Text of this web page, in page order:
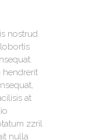
nostrud
hendrerit
at
zzril
nulla